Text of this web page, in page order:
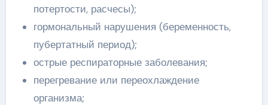
потертости, расчесы);
гормональный нарушения (беременность,
пубертатный период);
острые респираторные заболевания;
перегревание или переохлаждение
организма;